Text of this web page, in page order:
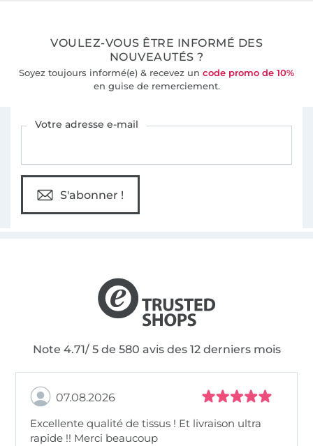
VOULEZ-VOUS ÊTRE INFORMÉ DES
NOUVEAUTÉS ?
Soyez toujours informé(e) & recevez un code promo de 10%
en guise de remerciement.
Votre adresse e-mail
S'abonner !
Note 4.71/ 5 de 580 avis des 12 derniers mois
07.08.2026
Excellente qualité de tissus ! Et livraison ultra
rapide !! Merci beaucoup